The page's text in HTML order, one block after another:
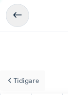
Tidigare